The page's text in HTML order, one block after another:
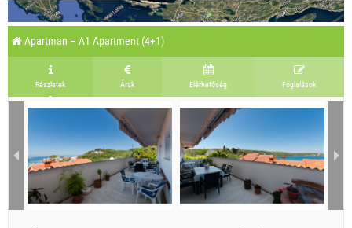
Apartman – A1 Apartment (4+1)
Részletek Árak Elérhetőség Foglalások